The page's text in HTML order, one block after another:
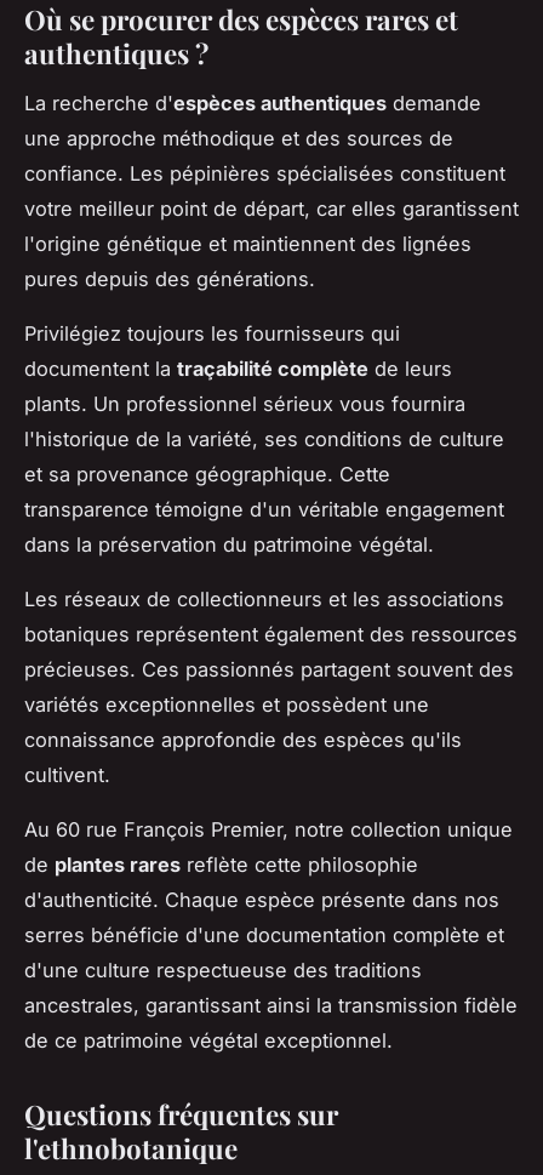
Où se procurer des espèces rares et
authentiques ?
La recherche d'espèces authentiques demande
une approche méthodique et des sources de
confiance. Les pépinières spécialisées constituent
votre meilleur point de départ, car elles garantissent
l'origine génétique et maintiennent des lignées
pures depuis des générations.
Privilégiez toujours les fournisseurs qui
documentent la traçabilité complète de leurs
plants. Un professionnel sérieux vous fournira
l'historique de la variété, ses conditions de culture
et sa provenance géographique. Cette
transparence témoigne d'un véritable engagement
dans la préservation du patrimoine végétal.
Les réseaux de collectionneurs et les associations
botaniques représentent également des ressources
précieuses. Ces passionnés partagent souvent des
variétés exceptionnelles et possèdent une
connaissance approfondie des espèces qu'ils
cultivent.
Au 60 rue François Premier, notre collection unique
de plantes rares reflète cette philosophie
d'authenticité. Chaque espèce présente dans nos
serres bénéficie d'une documentation complète et
d'une culture respectueuse des traditions
ancestrales, garantissant ainsi la transmission fidèle
de ce patrimoine végétal exceptionnel.
Questions fréquentes sur
l'ethnobotanique